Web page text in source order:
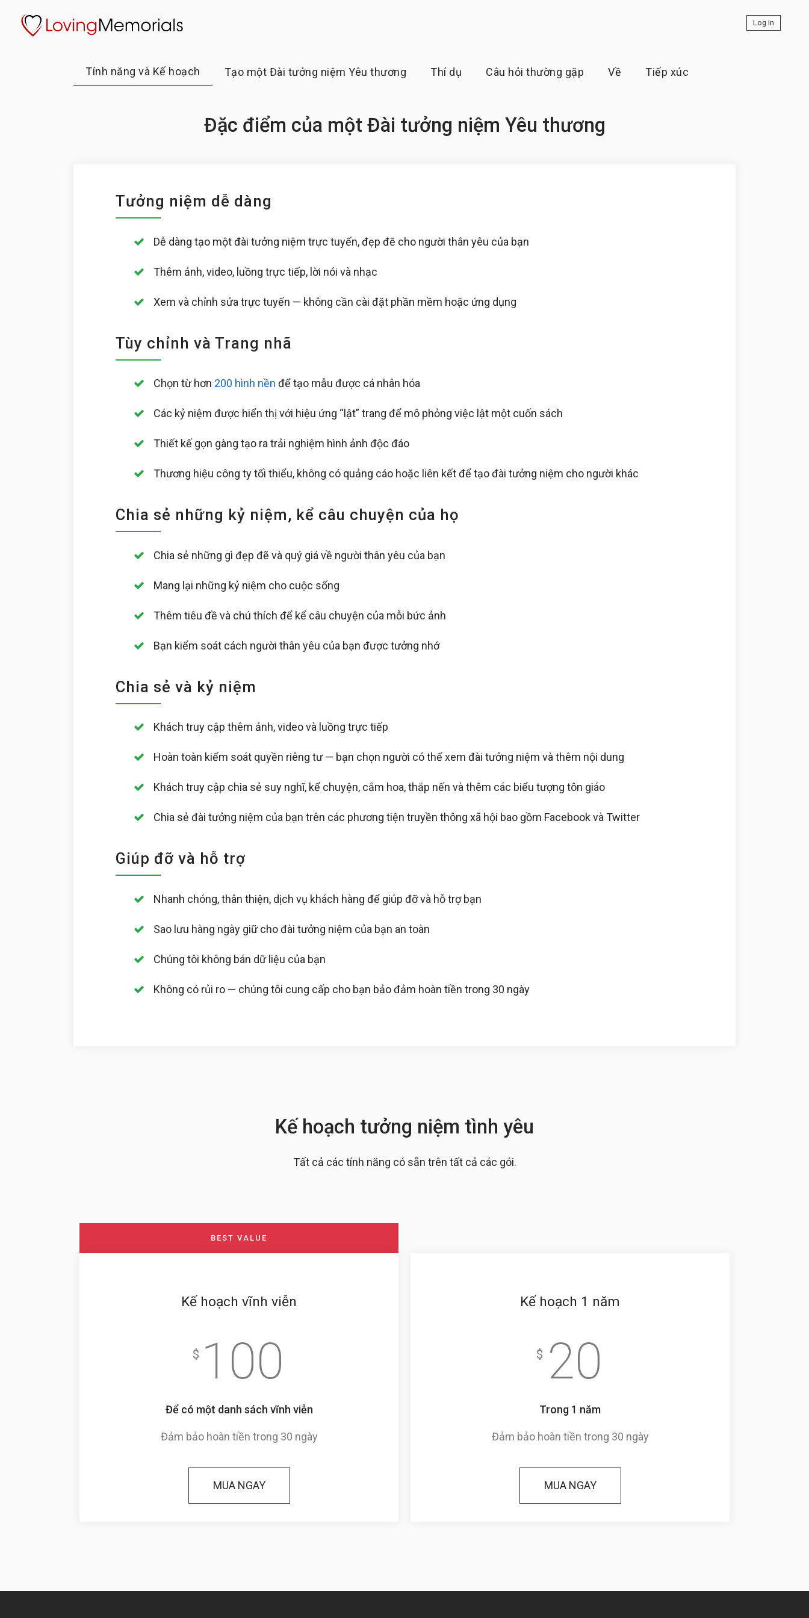
Log In
Tính năng và Kế hoạch Tạo một Đài tưởng niệm Yêu thương Thí dụ Câu hỏi thường gặp Về Tiếp xúc
Đặc điểm của một Đài tưởng niệm Yêu thương
Tưởng niệm dễ dàng
Dễ dàng tạo một đài tưởng niệm trực tuyến, đẹp đẽ cho người thân yêu của bạn
Thêm ảnh, video, luồng trực tiếp, lời nói và nhạc
Xem và chỉnh sửa trực tuyến — không cần cài đặt phần mềm hoặc ứng dụng
Tùy chỉnh và Trang nhã
Chọn từ hơn 200 hình nền để tạo mẫu được cá nhân hóa
Các kỷ niệm được hiển thị với hiệu ứng “lật” trang để mô phỏng việc lật một cuốn sách
Thiết kế gọn gàng tạo ra trải nghiệm hình ảnh độc đáo
Thương hiệu công ty tối thiểu, không có quảng cáo hoặc liên kết để tạo đài tưởng niệm cho người khác
Chia sẻ những kỷ niệm, kể câu chuyện của họ
Chia sẻ những gì đẹp đẽ và quý giá về người thân yêu của bạn
Mang lại những kỷ niệm cho cuộc sống
Thêm tiêu đề và chú thích để kể câu chuyện của mỗi bức ảnh
Bạn kiểm soát cách người thân yêu của bạn được tưởng nhớ
Chia sẻ và kỷ niệm
Khách truy cập thêm ảnh, video và luồng trực tiếp
Hoàn toàn kiểm soát quyền riêng tư — bạn chọn người có thể xem đài tưởng niệm và thêm nội dung
Khách truy cập chia sẻ suy nghĩ, kể chuyện, cắm hoa, thắp nến và thêm các biểu tượng tôn giáo
Chia sẻ đài tưởng niệm của bạn trên các phương tiện truyền thông xã hội bao gồm Facebook và Twitter
Giúp đỡ và hỗ trợ
Nhanh chóng, thân thiện, dịch vụ khách hàng để giúp đỡ và hỗ trợ bạn
Sao lưu hàng ngày giữ cho đài tưởng niệm của bạn an toàn
Chúng tôi không bán dữ liệu của bạn
Không có rủi ro — chúng tôi cung cấp cho bạn bảo đảm hoàn tiền trong 30 ngày
Kế hoạch tưởng niệm tình yêu
Tất cả các tính năng có sẵn trên tất cả các gói.
Kế hoạch vĩnh viễn
$ 100
Để có một danh sách vĩnh viễn
Đảm bảo hoàn tiền trong 30 ngày
MUA NGAY
Kế hoạch 1 năm
$ 20
Trong 1 năm
Đảm bảo hoàn tiền trong 30 ngày
MUA NGAY